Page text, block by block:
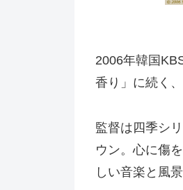
2006年韓国
香り」に続く
監督は四季シ
ウン。心に傷
しい音楽と風